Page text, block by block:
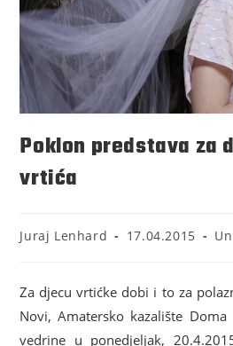
Poklon predstava za
vrtića
Juraj Lenhard 17.04.2015
Za djecu vrtićke dobi i to za
Novi, Amatersko kazalište
vedrine u ponedjeljak,